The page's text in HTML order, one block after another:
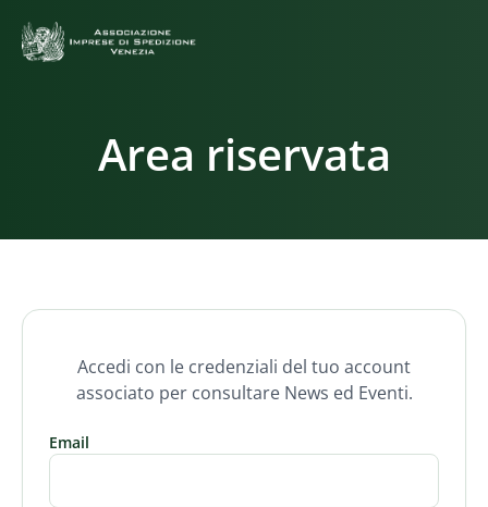
Area riservata
Accedi con le credenziali del tuo account
associato per consultare News ed Eventi.
Email